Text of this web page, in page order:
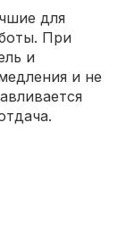
для
При
и
и не